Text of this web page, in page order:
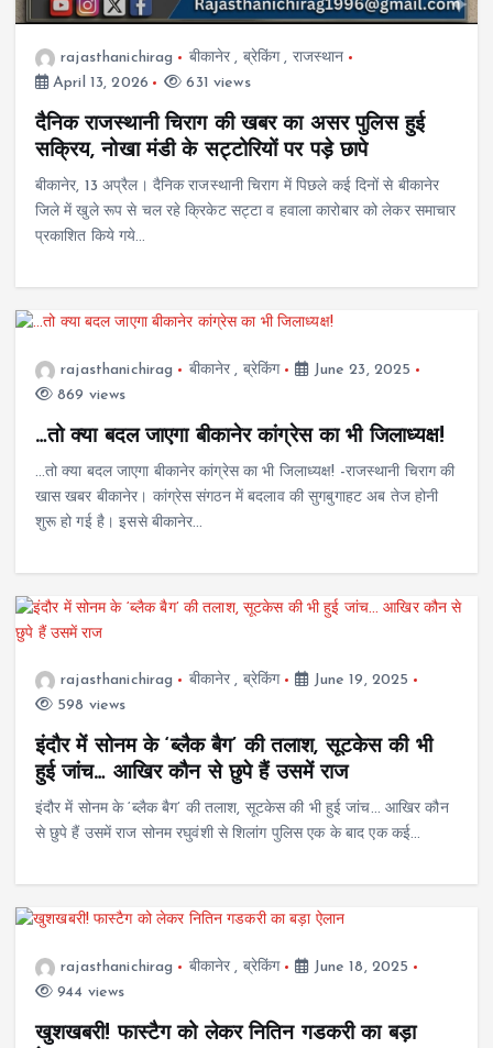
rajasthanichirag बीकानेर , ब्रेकिंग, राजस्थान
April 13, 2026
631 views
दैनिक राजस्थानी चिराग की खबर का असर पुलिस हुई
सक्रिय, नोखा मंडी के सट्टोरियों पर पड़े छापे
बीकानेर, 13 अप्रैल। दैनिक राजस्थानी चिराग में पिछले कई दिनों से बीकानेर
जिले में खुले रूप से चल रहे क्रिकेट सट्टा व हवाला कारोबार को लेकर समाचार
प्रकाशित किये गये…
rajasthanichirag बीकानेर , ब्रेकिंग
June 23, 2025
869 views
…तो क्या बदल जाएगा बीकानेर कांग्रेस का भी जिलाध्यक्ष!
…तो क्या बदल जाएगा बीकानेर कांग्रेस का भी जिलाध्यक्ष! -राजस्थानी चिराग की
खास खबर बीकानेर। कांग्रेस संगठन में बदलाव की सुगबुगाहट अब तेज होनी
शुरू हो गई है। इससे बीकानेर…
rajasthanichirag बीकानेर , ब्रेकिंग
June 19, 2025
598 views
इंदौर में सोनम के ‘ब्लैक बैग’ की तलाश, सूटकेस की भी
हुई जांच… आखिर कौन से छुपे हैं उसमें राज
इंदौर में सोनम के ‘ब्लैक बैग’ की तलाश, सूटकेस की भी हुई जांच… आखिर कौन
से छुपे हैं उसमें राज सोनम रघुवंशी से शिलांग पुलिस एक के बाद एक कई…
rajasthanichirag बीकानेर , ब्रेकिंग
June 18, 2025
944 views
खुशखबरी! फास्टैग को लेकर नितिन गडकरी का बड़ा